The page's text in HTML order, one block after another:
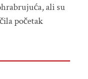
ali su
početak